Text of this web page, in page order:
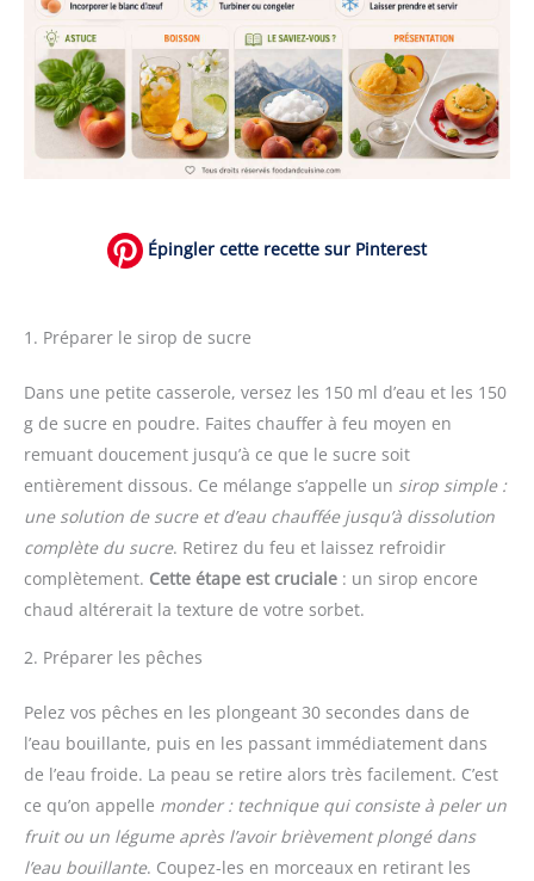
Épingler cette recette sur Pinterest
1. Préparer le sirop de sucre
Dans une petite casserole, versez les 150 ml d’eau et les 150
g de sucre en poudre. Faites chauffer à feu moyen en
remuant doucement jusqu’à ce que le sucre soit
entièrement dissous. Ce mélange s’appelle un sirop simple :
une solution de sucre et d’eau chauffée jusqu’à dissolution
complète du sucre. Retirez du feu et laissez refroidir
complètement. Cette étape est cruciale : un sirop encore
chaud altérerait la texture de votre sorbet.
2. Préparer les pêches
Pelez vos pêches en les plongeant 30 secondes dans de
l’eau bouillante, puis en les passant immédiatement dans
de l’eau froide. La peau se retire alors très facilement. C’est
ce qu’on appelle monder : technique qui consiste à peler un
fruit ou un légume après l’avoir brièvement plongé dans
l’eau bouillante. Coupez-les en morceaux en retirant les